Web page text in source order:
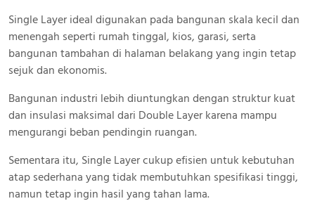
Single Layer ideal digunakan pada bangunan skala kecil dan
menengah seperti rumah tinggal, kios, garasi, serta
bangunan tambahan di halaman belakang yang ingin tetap
sejuk dan ekonomis.
Bangunan industri lebih diuntungkan dengan struktur kuat
dan insulasi maksimal dari Double Layer karena mampu
mengurangi beban pendingin ruangan.
Sementara itu, Single Layer cukup efisien untuk kebutuhan
atap sederhana yang tidak membutuhkan spesifikasi tinggi,
namun tetap ingin hasil yang tahan lama.